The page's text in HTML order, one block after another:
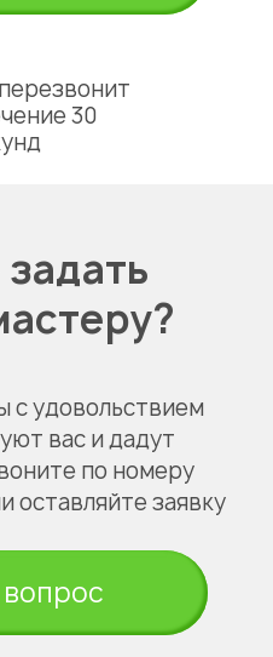
30
с удовольствием
вас и дадут
по номеру
оставляйте заявку